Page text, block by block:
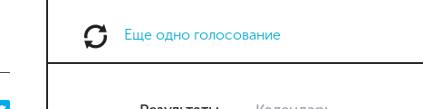
Еще одно голосование